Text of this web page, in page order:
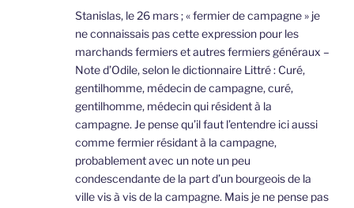
Stanislas, le 26 mars ; « fermier de campagne » je
ne connaissais pas cette expression pour les
marchands fermiers et autres fermiers généraux –
Note d’Odile, selon le dictionnaire Littré : Curé,
gentilhomme, médecin de campagne, curé,
gentilhomme, médecin qui résident à la
campagne. Je pense qu’il faut l’entendre ici aussi
comme fermier résidant à la campagne,
probablement avec un note un peu
condescendante de la part d’un bourgeois de la
ville vis à vis de la campagne. Mais je ne pense pas